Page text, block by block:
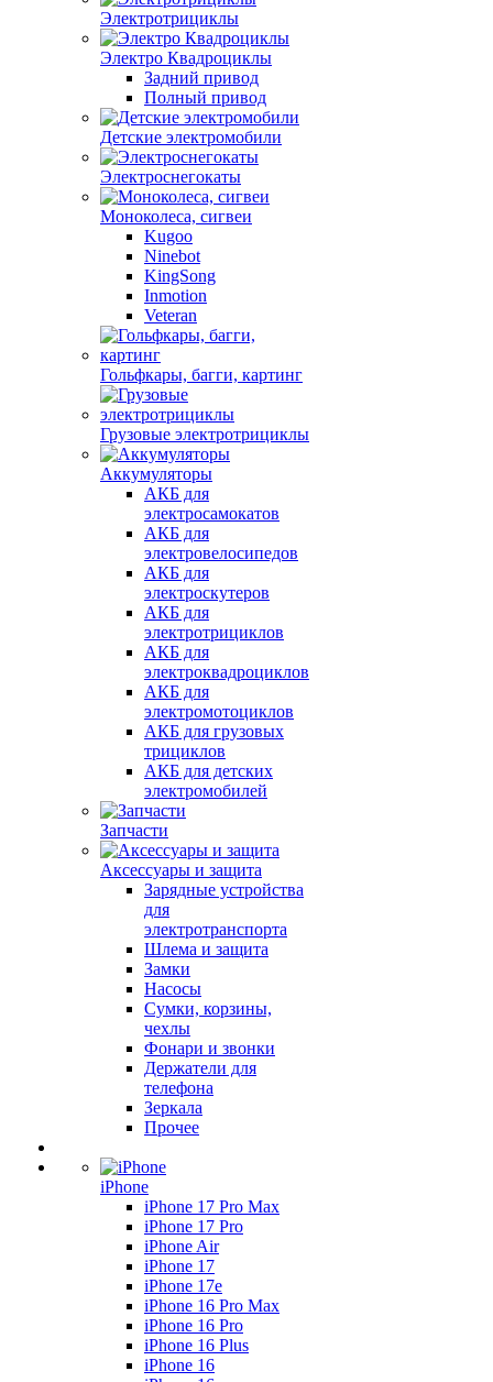
Электротрициклы
Электро Квадроциклы
Задний привод
Полный привод
Детские электромобили
Электроснегокаты
Моноколеса, сигвеи
Kugoo
Ninebot
KingSong
Inmotion
Veteran
Гольфкары, багги, картинг
Грузовые электротрициклы
Аккумуляторы
АКБ для
электросамокатов
АКБ для
электровелосипедов
АКБ для
электроскутеров
АКБ для
электротрициклов
АКБ для
электроквадроциклов
АКБ для
электромотоциклов
АКБ для грузовых
трициклов
АКБ для детских
электромобилей
Запчасти
Аксессуары и защита
Зарядные устройства
для
электротранспорта
Шлема и защита
Замки
Насосы
Сумки, корзины,
чехлы
Фонари и звонки
Держатели для
телефона
Зеркала
Прочее
iPhone
iPhone 17 Pro Max
iPhone 17 Pro
iPhone Air
iPhone 17
iPhone 17e
iPhone 16 Pro Max
iPhone 16 Pro
iPhone 16 Plus
iPhone 16